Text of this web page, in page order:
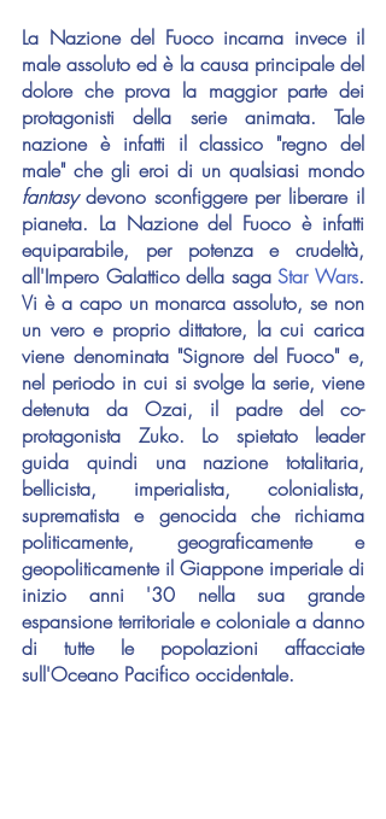
La Nazione del Fuoco incarna invece il
male assoluto ed è la causa principale del
dolore che prova la maggior parte dei
protagonisti della serie animata. Tale
nazione è infatti il classico "regno del
fantasy devono sconfiggere per liberare il
pianeta. La Nazione del Fuoco è infatti
equiparabile, per potenza e crudeltà,
all'Impero Galattico della saga Star Wars.
Vi è a capo un monarca assoluto, se non
un vero e proprio dittatore, la cui carica
viene denominata "Signore del Fuoco" e,
nel periodo in cui si svolge la serie, viene
detenuta da Ozai, il padre del co-
protagonista Zuko. Lo spietato leader
guida quindi una nazione totalitaria,
bellicista, imperialista, colonialista,
suprematista e genocida che richiama
politicamente, geograficamente e
geopoliticamente il Giappone imperiale di
inizio anni '30 nella sua grande
espansione territoriale e coloniale a danno
di tutte le popolazioni affacciate
sull'Oceano Pacifico occidentale.